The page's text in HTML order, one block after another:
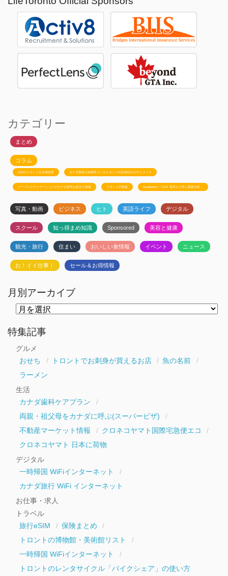
カテゴリー
まとめ
コラム
JSSのトロント生活相談室 カナダ政府公認移民コンサルタント白石有紀のビザニュース
メープルエデュケーションのカナダ留学お役立ち情報 トロント不動産 Ayudanteの「GA4: 基本から学ぶ最新分析」
写真・動画 ビジネス ヒト 英語ライフ デジタル
スクール 知っ得まめ知識 Sponsored 美容と健康
観光・旅行 住まい おいしい食情報 イベント ニュース
お！イイ仕事！ セール＆お得情報
月別アーカイブ
ー
カ
特集記事
グルメ
おせち
トロントでお刺身が買えるお店
魚の名前
ラーメン
生活
カナダ歯科ケアプラン
両親・祖父母をカナダに呼ぶ(スーパービザ)
不動産マーケット情報
クロネコヤマト国際宅急便エコ
クロネコヤマト 日本に荷物
デジタル
一時帰国 WiFiインターネット
カナダ旅行 WiFi インターネット
お仕事・求人
トラベル
旅行eSIM
保険まとめ
トロントの博物館・美術館リスト
一時帰国 WiFiインターネット
トロントのレンタサイクル「バイクシェア」の使い方